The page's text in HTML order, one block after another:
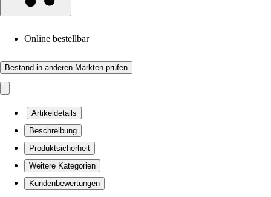
Online bestellbar
Bestand in anderen Märkten prüfen
Artikeldetails
Beschreibung
Produktsicherheit
Weitere Kategorien
Kundenbewertungen